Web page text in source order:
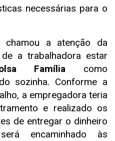
necessárias para o
a atenção da
a trabalhadora estar
Família como
sozinha. Conforme a
a empregadora teria
e realizado os
de entregar o dinheiro
encaminhado às